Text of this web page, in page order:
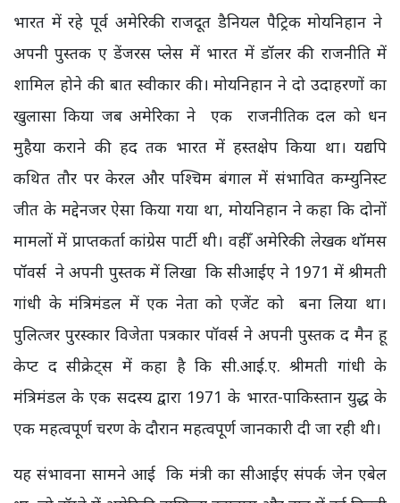
भारत में रहे पूर्व अमेरिकी राजदूत डैनियल पैट्रिक मोयनिहान ने
अपनी पुस्तक ए डेंजरस प्लेस में भारत में डॉलर की राजनीति में
शामिल होने की बात स्वीकार की। मोयनिहान ने दो उदाहरणों का
खुलासा किया जब अमेरिका ने एक राजनीतिक दल को धन
मुहैया कराने की हद तक भारत में हस्तक्षेप किया था। यद्यपि
कथित तौर पर केरल और पश्चिम बंगाल में संभावित कम्युनिस्ट
जीत के मद्देनजर ऐसा किया गया था, मोयनिहान ने कहा कि दोनों
मामलों में प्राप्तकर्ता कांग्रेस पार्टी थी। वहीँ अमेरिकी लेखक थॉमस
पॉवर्स ने अपनी पुस्तक में लिखा कि सीआईए ने 1971 में श्रीमती
गांधी के मंत्रिमंडल में एक नेता को एजेंट को बना लिया था।
पुलित्जर पुरस्कार विजेता पत्रकार पॉवर्स ने अपनी पुस्तक द मैन हू
केप्ट द सीक्रेट्स में कहा है कि सी.आई.ए. श्रीमती गांधी के
मंत्रिमंडल के एक सदस्य द्वारा 1971 के भारत-पाकिस्तान युद्ध के
एक महत्वपूर्ण चरण के दौरान महत्वपूर्ण जानकारी दी जा रही थी।
यह संभावना सामने आई कि मंत्री का सीआईए संपर्क जेन एबेल